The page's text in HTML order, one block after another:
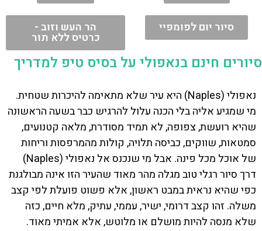
סיור יום לפומפיי הר העש וזוב -
כרטיס ללא תור
סיורים חינם בנאפולי על בסיס טיפ למדריך
נאפולי (Naples) היא עיר שלא מתאימה להיכרות שטחית.
מי שמגיע אליה בלי הכנה עלול להרגיש כבר בשעה הראשונה
שהיא רועשת, צפופה, לא תמיד מסודרת, מלאה קטנועים,
סמטאות, שווקים, כביסה תלויה, קולות מהמרפסות וריחות
של אוכל מכל פינה. אבל מי שנכנס אל נאפולי (Naples)
דרך סיור רגלי טוב מגלה מהר מאוד שהעיר הזו אינה מבולגנת
כפי שהיא נראית במבט ראשון, אלא פשוט פועלת לפי קצב
משלה. זהו קצב דרומי, ישיר, עממי, עתיק, מלא חיים, כזה
שלא מנסה להיות מושלם או מלוטש, אלא אמיתי מאוד.